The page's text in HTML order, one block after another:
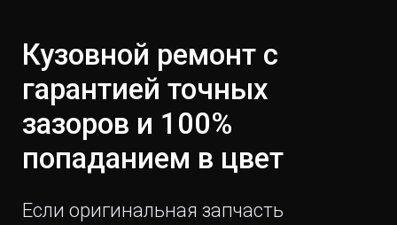
Кузовной ремонт с
гарантией точных
зазоров и 100%
попаданием в цвет
Если оригинальная запчасть